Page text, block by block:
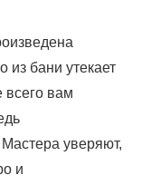
из бани утекает
всего вам
уверяют,
и